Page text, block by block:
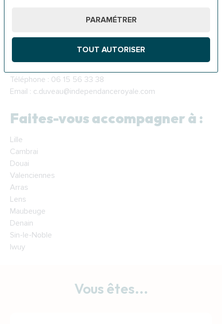
PARAMÉTRER
TOUT AUTORISER
📞 Contactez dès aujourd’hui
Chloé Duveau pour adapter
votre logement dans le Nord
Téléphone : 06 15 56 33 38
Email : c.duveau@independanceroyale.com
Faites-vous accompagner à :
Lille
Cambrai
Douai
Valenciennes
Arras
Lens
Maubeuge
Denain
Sin-le-Noble
Iwuy
Vous êtes...